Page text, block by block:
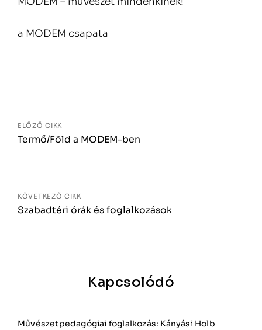
a MODEM csapata
ELŐZŐ CIKK
Termő/Föld a MODEM-ben
KÖVETKEZŐ CIKK
Szabadtéri órák és foglalkozások
Kapcsolódó
Művészetpedagógiai foglalkozás: Kányási Holb